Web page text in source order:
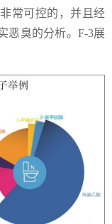
常可控的，并且经
恶臭的分析。F-3展